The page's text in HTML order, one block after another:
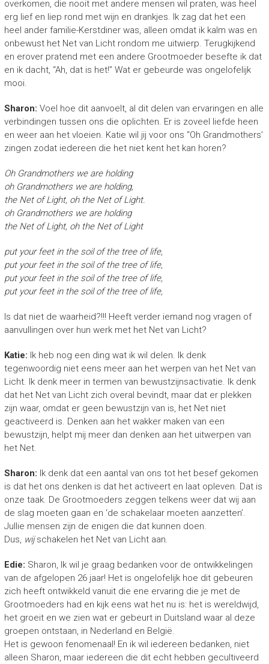
overkomen, die nooit met andere mensen wil praten, was heel
erg lief en liep rond met wijn en drankjes. Ik zag dat het een
heel ander familie-Kerstdiner was, alleen omdat ik kalm was en
onbewust het Net van Licht rondom me uitwierp. Terugkijkend
en erover pratend met een andere Grootmoeder besefte ik dat
en ik dacht, “Ah, dat is het!” Wat er gebeurde was ongelofelijk
mooi.
Sharon: Voel hoe dit aanvoelt, al dit delen van ervaringen en alle
verbindingen tussen ons die oplichten. Er is zoveel liefde heen
en weer aan het vloeien. Katie wil jij voor ons “Oh Grandmothers’
zingen zodat iedereen die het niet kent het kan horen?
Oh Grandmothers we are holding
oh Grandmothers we are holding,
the Net of Light, oh the Net of Light.
oh Grandmothers we are holding
the Net of Light, oh the Net of Light
put your feet in the soil of the tree of life,
put your feet in the soil of the tree of life,
put your feet in the soil of the tree of life,
put your feet in the soil of the tree of life,
Is dat niet de waarheid?!!! Heeft verder iemand nog vragen of
aanvullingen over hun werk met het Net van Licht?
Katie: Ik heb nog een ding wat ik wil delen. Ik denk
tegenwoordig niet eens meer aan het werpen van het Net van
Licht. Ik denk meer in termen van bewustzijnsactivatie. Ik denk
dat het Net van Licht zich overal bevindt, maar dat er plekken
zijn waar, omdat er geen bewustzijn van is, het Net niet
geactiveerd is. Denken aan het wakker maken van een
bewustzijn, helpt mij meer dan denken aan het uitwerpen van
het Net.
Sharon: Ik denk dat een aantal van ons tot het besef gekomen
is dat het ons denken is dat het activeert en laat opleven. Dat is
onze taak. De Grootmoeders zeggen telkens weer dat wij aan
de slag moeten gaan en ‘de schakelaar moeten aanzetten’.
Jullie mensen zijn de enigen die dat kunnen doen.
Dus, wijschakelen het Net van Licht aan.
Edie: Sharon, Ik wil je graag bedanken voor de ontwikkelingen
van de afgelopen 26 jaar! Het is ongelofelijk hoe dit gebeuren
zich heeft ontwikkeld vanuit die ene ervaring die je met de
Grootmoeders had en kijk eens wat het nu is: het is wereldwijd,
het groeit en we zien wat er gebeurt in Duitsland waar al deze
groepen ontstaan, in Nederland en België.
Het is gewoon fenomenaal! En ik wil iedereen bedanken, niet
alleen Sharon, maar iedereen die dit echt hebben gecultiveerd